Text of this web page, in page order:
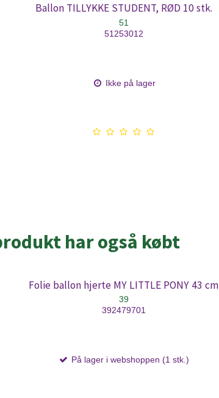
Ballon TILLYKKE STUDENT, RØD 10 stk.
51
51253012
Ikke på lager
har også købt
Folie ballon hjerte MY LITTLE PONY 43 cm
39
392479701
På lager i webshoppen (1 stk.)